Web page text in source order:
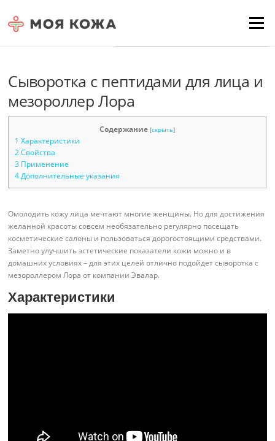
Menu
Сыворотка с пептидами для лица и
мезороллер Лора
Содержание [скрыть]
1 Характеристики
2 Свойства
3 Применение
4 Дополнительные указания
Омолодить кожу лица мечтают многие женщины. Но для достижения
желанной красоты совсем необязательно регулярно посещать
косметические салоны и пользоваться дорогостоящими средствами.
Заметно улучшить эстетические показатели кожи можно и в
домашних условиях – для этих целей отлично подойдет сыворотка с
мезороллером Лора от компании Эвалар.
Характеристики
Для любых предложений по